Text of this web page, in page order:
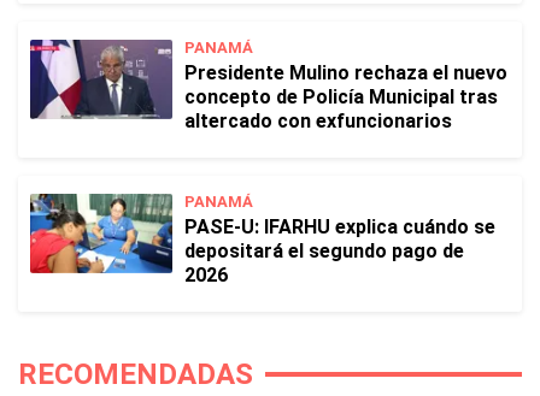
PANAMÁ
Presidente Mulino rechaza el nuevo
concepto de Policía Municipal tras
altercado con exfuncionarios
PANAMÁ
PASE-U: IFARHU explica cuándo se
depositará el segundo pago de
2026
RECOMENDADAS